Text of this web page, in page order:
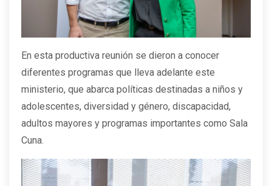
En esta productiva reunión se dieron a conocer
diferentes programas que lleva adelante este
ministerio, que abarca políticas destinadas a niños y
adolescentes, diversidad y género, discapacidad,
adultos mayores y programas importantes como Sala
Cuna.